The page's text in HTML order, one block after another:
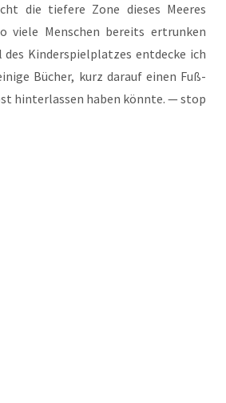
die tie­fe­re Zone die­ses Mee­res
vie­le Men­schen bereits ertrun­ken
des Kin­der­spiel­plat­zes ent­de­cke ich
Bücher, kurz dar­auf einen Fuß­
hin­ter­las­sen haben könn­te. — stop